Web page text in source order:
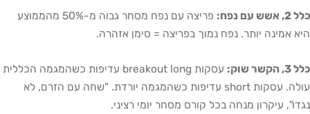
נפח:
פריצה עם נפח מסחר גבוה מ-50% מהממוצע
אמינה יותר. נפח נמוך בפריצה = סימן אזהרה.
שוק:
עסקות breakout long עדיפות כשהמגמה הכללית
עולה. עסקות short עדיפות כשהמגמה יורדת. "שחה עם הזרם, לא
עיקרון מנחה בכל קורס מסחר יומי רציני.